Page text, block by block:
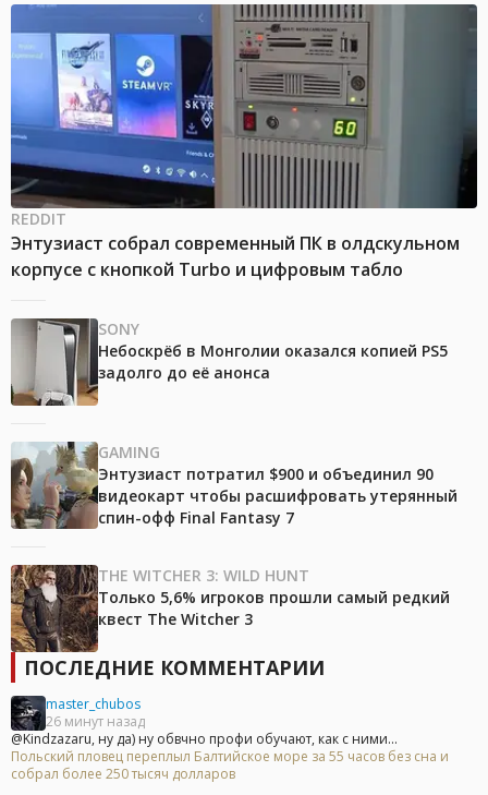
REDDIT
Энтузиаст собрал современный ПК в олдскульном
корпусе с кнопкой Turbo и цифровым табло
SONY
Небоскрёб в Монголии оказался копией PS5
задолго до её анонса
GAMING
Энтузиаст потратил $900 и объединил 90
видеокарт чтобы расшифровать утерянный
спин-офф Final Fantasy 7
THE WITCHER 3: WILD HUNT
Только 5,6% игроков прошли самый редкий
квест The Witcher 3
ПОСЛЕДНИЕ КОММЕНТАРИИ
master_chubos
26 минут назад
@Kindzazaru, ну да) ну обвчно профи обучают, как с ними...
Польский пловец переплыл Балтийское море за 55 часов без сна и
собрал более 250 тысяч долларов